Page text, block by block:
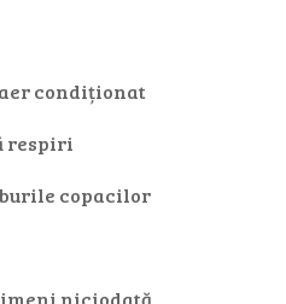
condiționat
respiri
copacilor
niciodată